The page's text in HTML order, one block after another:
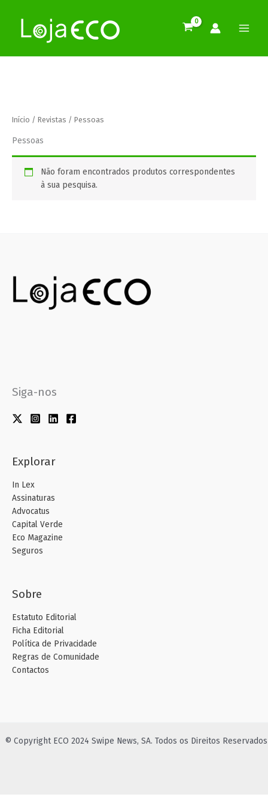
Início / Revistas / Pessoas
Pessoas
Não foram encontrados produtos correspondentes
à sua pesquisa.
Siga-nos
Explorar
In Lex
Assinaturas
Advocatus
Capital Verde
Eco Magazine
Seguros
Sobre
Estatuto Editorial
Ficha Editorial
Política de Privacidade
Regras de Comunidade
Contactos
© Copyright ECO 2024 Swipe News, SA. Todos os Direitos Reservados